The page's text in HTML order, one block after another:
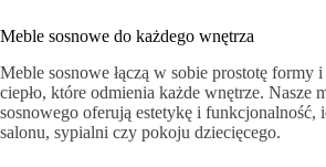
Meble sosnowe do każdego wnętrza
Meble sosnowe łączą w sobie prostotę formy
ciepło, które odmienia każde wnętrze. Nasze
sosnowego oferują estetykę i funkcjonalność,
salonu, sypialni czy pokoju dziecięcego.